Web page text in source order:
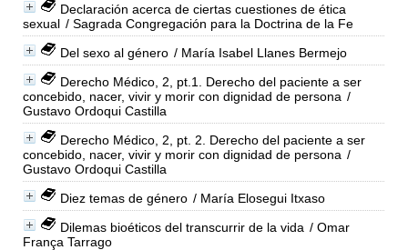
Declaración acerca de ciertas cuestiones de ética
sexual / Sagrada Congregación para la Doctrina de la Fe
Del sexo al género / María Isabel Llanes Bermejo
Derecho Médico, 2, pt.1. Derecho del paciente a ser
concebido, nacer, vivir y morir con dignidad de persona /
Gustavo Ordoqui Castilla
Derecho Médico, 2, pt. 2. Derecho del paciente a ser
concebido, nacer, vivir y morir con dignidad de persona /
Gustavo Ordoqui Castilla
Diez temas de género / María Elosegui Itxaso
Dilemas bioéticos del transcurrir de la vida / Omar
França Tarrago